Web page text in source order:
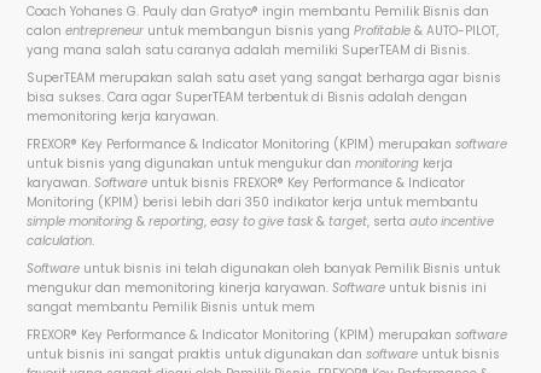
Coach Yohanes G. Pauly dan Gratyo® ingin membantu Pemilik Bisnis dan
calonentrepreneur untuk membangun bisnis yangProfitable & AUTO-PILOT,
yang mana salah satu caranya adalah memiliki SuperTEAM di Bisnis.
SuperTEAM merupakan salah satu aset yang sangat berharga agar bisnis
bisa sukses. Cara agar SuperTEAM terbentuk di Bisnis adalah dengan
memonitoring kerja karyawan.
FREXOR® Key Performance & Indicator Monitoring (KPIM) merupakansoftware
untuk bisnis yang digunakan untuk mengukur danmonitoring kerja
karyawan.Software untuk bisnis FREXOR® Key Performance & Indicator
Monitoring (KPIM) berisi lebih dari 350 indikator kerja untuk membantu
simple monitoring & reporting,easy to give task & target, sertaauto incentive
calculation.
Software untuk bisnis ini telah digunakan oleh banyak Pemilik Bisnis untuk
mengukur dan memonitoring kinerja karyawan.Software untuk bisnis ini
sangat membantu Pemilik Bisnis untuk mem
FREXOR® Key Performance & Indicator Monitoring (KPIM) merupakansoftware
untuk bisnis ini sangat praktis untuk digunakan dansoftware untuk bisnis